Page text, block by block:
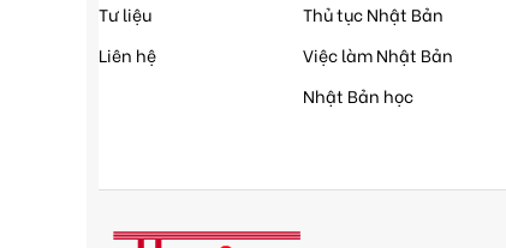
Tư liệu
Liên hệ
Thủ tục Nhật Bản
Việc làm Nhật Bản
Nhật Bản học